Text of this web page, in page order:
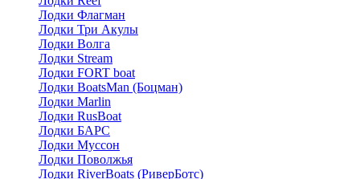
Лодки Флагман
Лодки Три Акулы
Лодки Волга
Лодки Stream
Лодки FORT boat
Лодки BoatsMan (Боцман)
Лодки Marlin
Лодки RusBoat
Лодки БАРС
Лодки Муссон
Лодки Поволжья
Лодки RiverBoats (РиверБотс)